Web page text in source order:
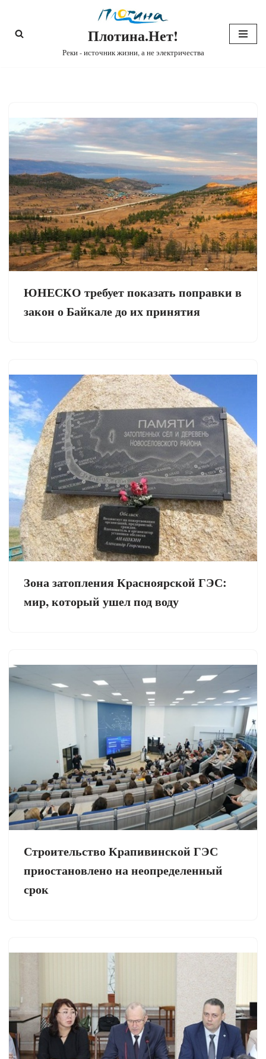
Перейти
Плотина.Нет!
Реки - источник жизни, а не электричества
ЮНЕСКО требует показать поправки в
закон о Байкале до их принятия
Зона затопления Красноярской ГЭС:
мир, который ушел под воду
Строительство Крапивинской ГЭС
приостановлено на неопределенный
срок